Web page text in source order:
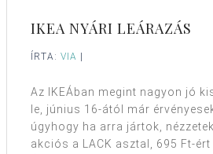
IKEA NYÁRI LEÁRAZÁS
ÍRTA: VIA
Az IKEÁban megint nagyon jó
le, június 16-ától már
úgyhogy ha arra jártok,
akciós a LACK asztal, 695 Ft-